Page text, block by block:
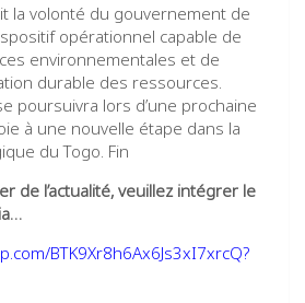
la volonté du gouvernement de
opérationnel capable de
environnementales et de
durable des ressources.
poursuivra lors d’une prochaine
à une nouvelle étape dans la
du Togo. Fin
de l’actualité, veuillez intégrer le
BTK9Xr8h6Ax6Js3xI7xrcQ?